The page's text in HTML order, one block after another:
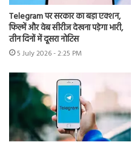
Telegram पर सरकार का बड़ा एक्शन,
फिल्में और वेब सीरीज देखना पड़ेगा भारी,
तीन दिनों में दूसरा नोटिस
5 July 2026 - 2:25 PM